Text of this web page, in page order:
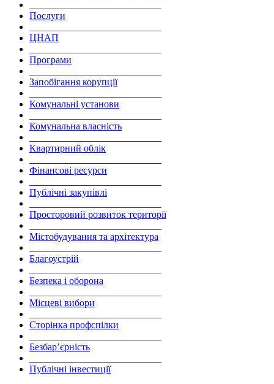
Послуги
ЦНАП
Програми
Запобігання корупції
Комунальні установи
Комунальна власність
Квартирний облік
Фінансові ресурси
Публічні закупівлі
Просторовий розвиток території
Містобудування та архітектура
Благоустрій
Безпека і оборона
Місцеві вибори
Сторінка профспілки
Безбар’єрність
Публічні інвестиції